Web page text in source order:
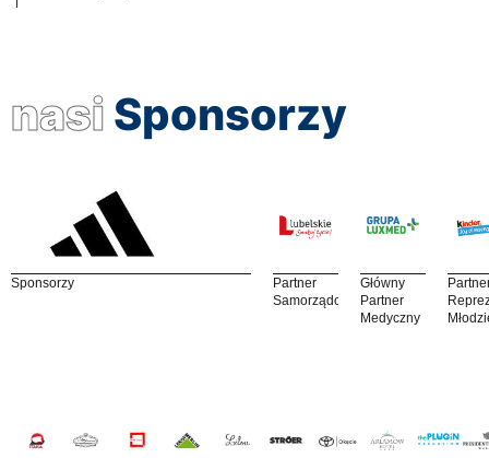
nasi Sponsorzy
Sponsorzy
Partner
Samorządowy
Główny
Partner
Medyczny